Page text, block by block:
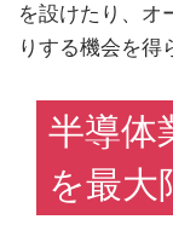
を設けたり、オ
りする機会を得
半導体
を最大